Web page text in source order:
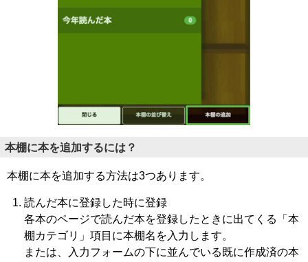
本棚に本を追加するには？
本棚に本を追加する方法は3つあります。
読んだ本に登録した時に登録
各本のページで読んだ本を登録したときに出てくる「本
棚カテゴリ」項目に本棚名を入力します。
または、入力フォームの下に並んでいる既に作成済の本